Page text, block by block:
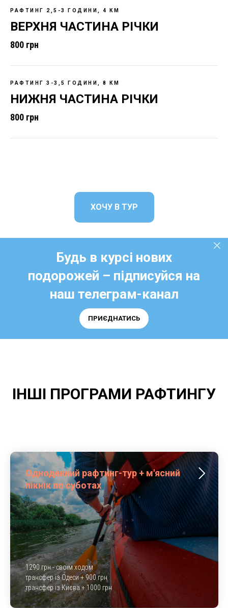
РАФТИНГ 2,5-3 ГОДИНИ, 4 КМ
ВЕРХНЯ ЧАСТИНА РІЧКИ
800 грн
РАФТИНГ 3-3,5 ГОДИНИ, 8 КМ
НИЖНЯ ЧАСТИНА РІЧКИ
800 грн
ХОЧУ В ТУР
Будь в курсі нових
подорожей – підписуйся на
наш телеграм-канал
ПРИЄДНАТИСЬ
ІНШІ ПРОГРАМИ РАФТИНГУ
Одноденний рафтинг-тур + м'ясний
пікнік по суботах
1290 грн - своїм ходом
трансфер із Одеси + 900 грн
трансфер із Києва + 1000 грн